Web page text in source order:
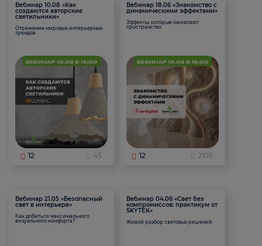
Вебинар 10.08 «Как
создаются авторские
светильники»
Отражение мировых интерьерных
трендов
12 45
Вебинар 18.06 «Знакомство с
динамическими эффектами»
Эффекты, которые оживляют
пространство
12 2105
Вебинар 21.05 «Безопасный
свет в интерьере»
Как добиться максимального
визуального комфорта?
Вебинар 04.06 «Свет без
компромиссов: практикум от
SKYTEK»
Живой разбор световых решений